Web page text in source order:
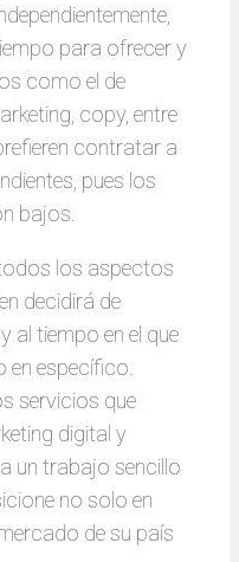
para ofrecer y
como el de
copy, entre
contratar a
pues los
bajos.
los aspectos
decidirá de
al tiempo en el que
en específico.
servicios que
digital y
un trabajo sencillo
no solo en
de su país